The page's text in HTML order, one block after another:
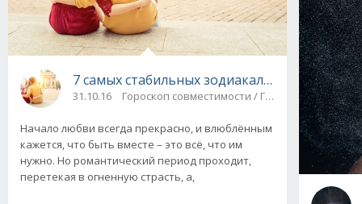
7 самых стабильных зодиакальных пар
31.10.16 Гороскоп совместимости / Гороскоп любви
Начало любви всегда прекрасно, и влюблённым
кажется, что быть вместе – это всё, что им
нужно. Но романтический период проходит,
перетекая в огненную страсть, а,